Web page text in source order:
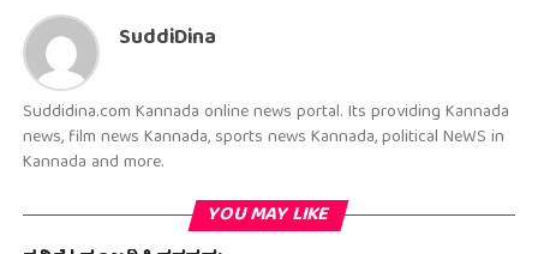
SuddiDina
Suddidina.com Kannada online news portal. Its providing Kannada
news, film news Kannada, sports news Kannada, political NeWS in
Kannada and more.
YOU MAY LIKE